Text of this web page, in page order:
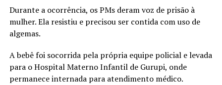
Durante a ocorrência, os PMs deram voz de prisão à
mulher. Ela resistiu e precisou ser contida com uso de
algemas.
A bebê foi socorrida pela própria equipe policial e levada
para o Hospital Materno Infantil de Gurupi, onde
permanece internada para atendimento médico.